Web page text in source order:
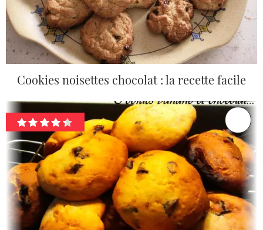
Cookies noisettes chocolat : la recette facile